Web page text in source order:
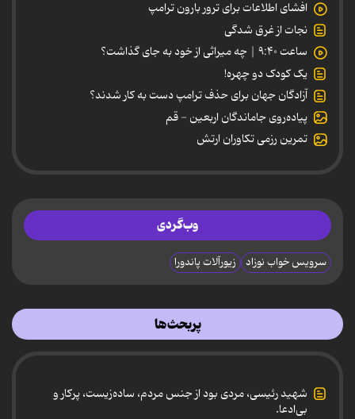
افشای اطلاعات برای ترور بارون ترامپ
نجات از غرق شدگی
ساعت ۹:۴۰ | چه میراثی از خود به جای گذاشت؟
یک کودک دو چهره!
آزادگان جهان برای حذف ترامپ دست به کار شدند؟
پیاده‌روی جاماندگان اربعین - قم
تمرین رزمی تکاوران ارتش
وب‌گردی
سرویس خواب نوزاد زیورآلات پاندورا
پربحث‌ها
شهید رئیسی، مردی بود از جنس مردم، ساده‌زیست، پرکار و
بی‌ادعا.